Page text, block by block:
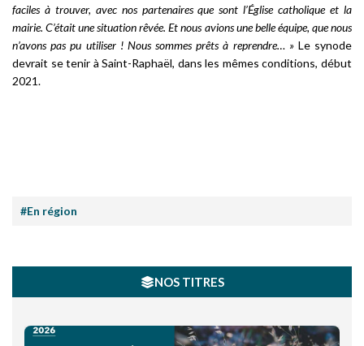
faciles à trouver, avec nos partenaires que sont l’Église catholique et la
mairie. C’était une situation rêvée. Et nous avions unebelle équipe, que nous
n’avons pas pu utiliser ! Nous sommes prêts à reprendre… »Le synode
devrait se tenir à Saint-Raphaël, dans les mêmes conditions, début
2021.
#En région
NOS TITRES